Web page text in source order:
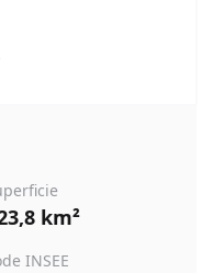
km²
INSEE